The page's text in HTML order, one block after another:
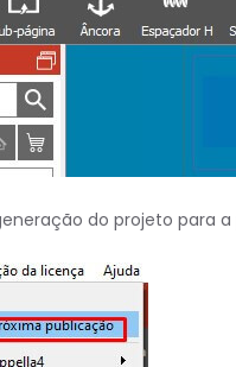
do projeto para